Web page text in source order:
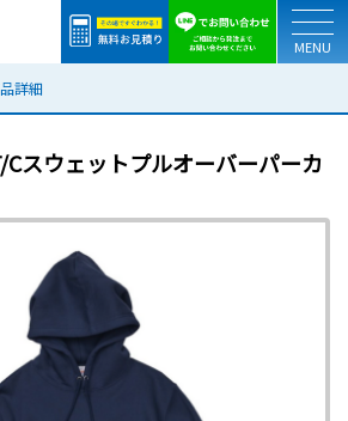
詳細
スウェットプルオーバーパーカ